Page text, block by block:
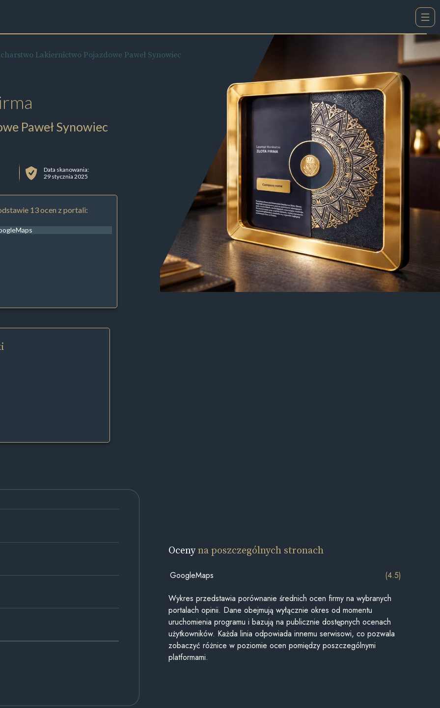
Lakiernictwo Pojazdowe Paweł Synowiec
Paweł Synowiec
Data skanowania:
29 stycznia 2025
13 ocen z portali:
Ocenyna poszczególnych stronach
GoogleMaps (4.5)
Wykres przedstawia porównanie średnich ocen firmy na wybranych
portalach opinii. Dane obejmują wyłącznie okres od momentu
uruchomienia programu i bazują na publicznie dostępnych ocenach
użytkowników. Każda linia odpowiada innemu serwisowi, co pozwala
zobaczyć różnice w poziomie ocen pomiędzy poszczególnymi
platformami.